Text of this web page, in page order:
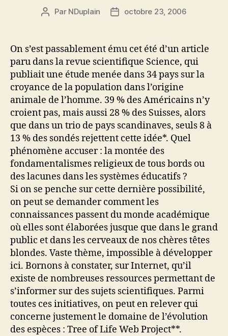
Auteur
Par NDuplain
Dateoctobre 23, 2006
On s’est passablement ému cet été d’un article
paru dans la revue scientifique Science, qui
publiait une étude menée dans 34 pays sur la
croyance de la population dans l’origine
animale de l’homme. 39 % des Américains n’y
croient pas, mais aussi 28 % des Suisses, alors
que dans un trio de pays scandinaves, seuls 8 à
13 % des sondés rejettent cette idée*. Quel
phénomène accuser : la montée des
fondamentalismes religieux de tous bords ou
des lacunes dans les systèmes éducatifs ?
Si on se penche sur cette dernière possibilité,
on peut se demander comment les
connaissances passent du monde académique
où elles sont élaborées jusque que dans le grand
public et dans les cerveaux de nos chères têtes
blondes. Vaste thème, impossible à développer
ici. Bornons à constater, sur Internet, qu’il
existe de nombreuses ressources permettant de
s’informer sur des sujets scientifiques. Parmi
toutes ces initiatives, on peut en relever qui
concerne justement le domaine de l’évolution
des espèces : Tree of Life Web Project**.